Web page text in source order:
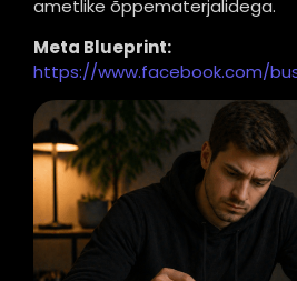
ametlike õppematerjalidega.
Meta Blueprint:
https://www.facebook.com/